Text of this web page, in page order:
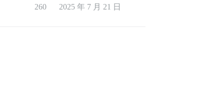
260 2025 年 7 月 21 日